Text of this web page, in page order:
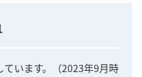
います。（2023年9月時